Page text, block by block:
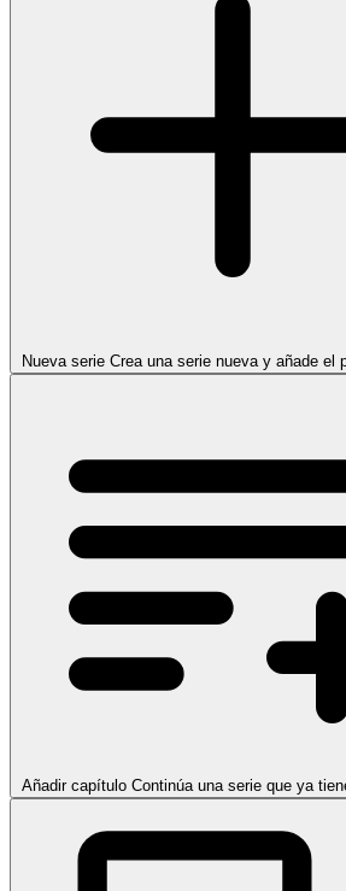
Nueva serie Crea una serie nueva y añade el
Añadir capítulo Continúa una serie que ya